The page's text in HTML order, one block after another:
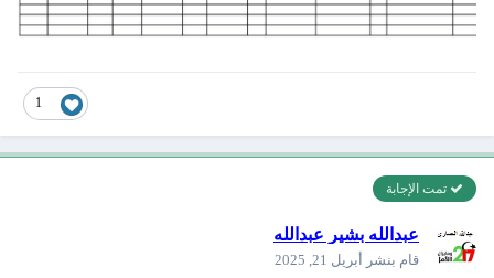
1
تمت الإجابة
عبدالله بشير عبدالله
قام بنشر أبريل 21, 2025